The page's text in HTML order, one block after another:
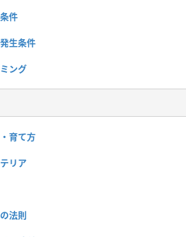
件
生条件
ング
育て方
リア
法則